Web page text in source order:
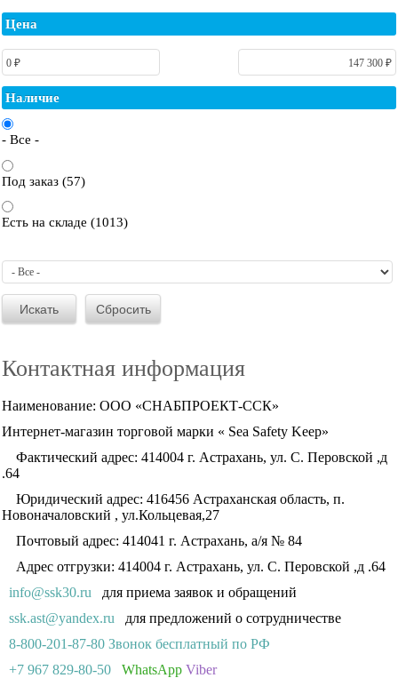
Цена
Наличие
- Все -
Под заказ (57)
Есть на складе (1013)
Контактная информация
Наименование: ООО «СНАБПРОЕКТ-ССК»
Интернет-магазин торговой марки « Sea Safety Keep»
Фактический адрес: 414004 г. Астрахань, ул. С. Перовской ,д
.64
Юридический адрес: 416456 Астраханская область, п.
Новоначаловский , ул.Кольцевая,27
Почтовый адрес: 414041 г. Астрахань, а/я № 84
Адрес отгрузки: 414004 г. Астрахань, ул. С. Перовской ,д .64
info@ssk30.ru для приема заявок и обращений
ssk.ast@yandex.ru для предложений о сотрудничестве
8-800-201-87-80 Звонок бесплатный по РФ
+7 967 829-80-50
WhatsApp Viber